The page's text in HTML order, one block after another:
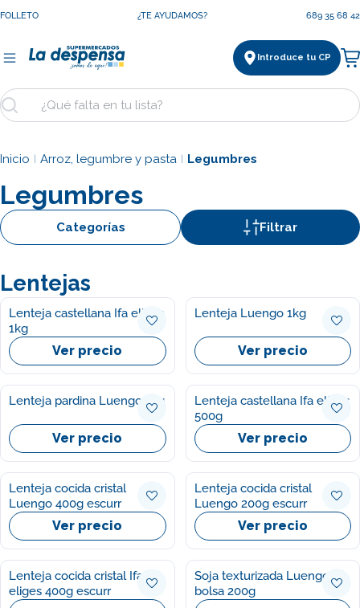
FOLLETO ¿TE AYUDAMOS? 689 35 68 42
Buscar
Introduce tu CP
Inicio Arroz, legumbre y pasta Legumbres
Legumbres
Categorías Filtrar
Lentejas
Lenteja castellana Ifa eliges
1kg
Ver precio
Lenteja Luengo 1kg
Ver precio
Lenteja pardina Luengo 1kg
Ver precio
Lenteja castellana Ifa eliges
500g
Ver precio
Lenteja cocida cristal
Luengo 400g escurr
Ver precio
Lenteja cocida cristal
Luengo 200g escurr
Ver precio
Lenteja cocida cristal Ifa
eliges 400g escurr
Soja texturizada Luengo
bolsa 200g